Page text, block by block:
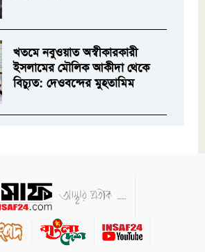
খতমে নবুওয়াত অস্বীকারকারী
ইসলামের মৌলিক আকীদা থেকে
বিচ্যুত: দেওবন্দের মুহতামিম